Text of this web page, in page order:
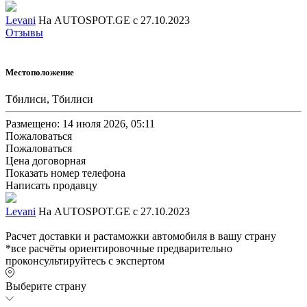
Levani На AUTOSPOT.GE с 27.10.2023
Отзывы
Местоположение
Тбилиси, Тбилиси
Размещено: 14 июля 2026, 05:11
Пожаловаться
Пожаловаться
Цена договорная
Показать номер телефона
Написать продавцу
Levani На AUTOSPOT.GE с 27.10.2023
Расчет доставки и растаможки автомобиля в вашу страну
*все расчёты ориентировочные предварительно
проконсультируйтесь с экспертом
Выберите страну